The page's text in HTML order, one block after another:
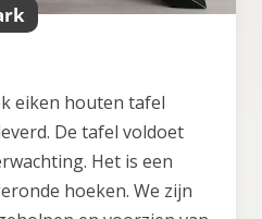
eiken houten tafel
De tafel voldoet
Het is een
hoeken. We zijn